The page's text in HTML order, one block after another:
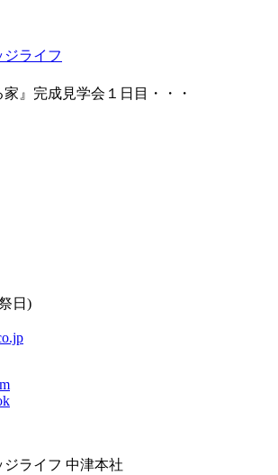
ライフ
家』完成見学会１日目・・・
日)
ライフ 中津本社